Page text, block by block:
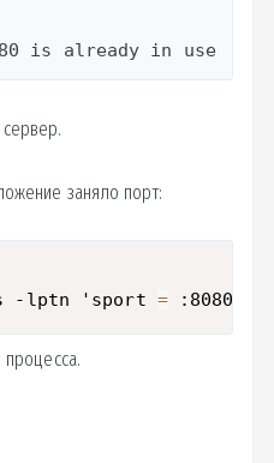
is already in use
заняло порт:
-lptn 'sport = :8080’
процесса.